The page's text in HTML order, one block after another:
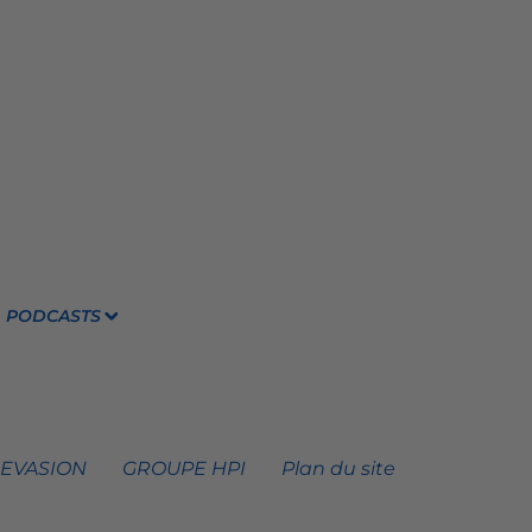
PODCASTS
GROUPE HPI Plan du site